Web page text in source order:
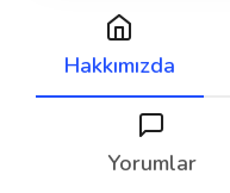
Hakkımızda
Yorumlar